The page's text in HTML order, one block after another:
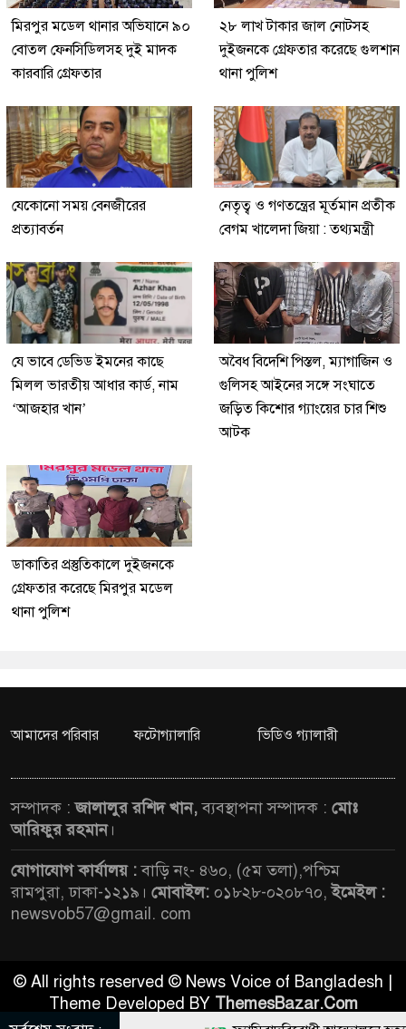
মিরপুর মডেল থানার অভিযানে ৯০
বোতল ফেনসিডিলসহ দুই মাদক
কারবারি গ্রেফতার
২৮ লাখ টাকার জাল নোটসহ
দুইজনকে গ্রেফতার করেছে গুলশান
থানা পুলিশ
যেকোনো সময় বেনজীরের
প্রত্যাবর্তন
নেতৃত্ব ও গণতন্ত্রের মূর্তমান প্রতীক
বেগম খালেদা জিয়া : তথ্যমন্ত্রী
যে ভাবে ডেভিড ইমনের কাছে
মিলল ভারতীয় আধার কার্ড, নাম
‘আজহার খান’
অবৈধ বিদেশি পিস্তল, ম্যাগাজিন ও
গুলিসহ আইনের সঙ্গে সংঘাতে
জড়িত কিশোর গ্যাংয়ের চার শিশু
আটক
ডাকাতির প্রস্তুতিকালে দুইজনকে
গ্রেফতার করেছে মিরপুর মডেল
থানা পুলিশ
আমাদের পরিবার ফটোগ্যালারি ভিডিও গ্যালারী
সম্পাদক :জালালুর রশিদ খান,ব্যবস্থাপনা সম্পাদক : মোঃ
আরিফুর রহমান।
যোগাযোগ কার্যালয় :বাড়ি নং- ৪৬০, (৫ম তলা),পশ্চিম
রামপুরা, ঢাকা-১২১৯। মোবাইল: ০১৮২৮-০২০৮৭০,ইমেইল :
newsvob57@gmail. com
© All rights reserved © News Voice of Bangladesh |
Theme Developed BY ThemesBazar.Com